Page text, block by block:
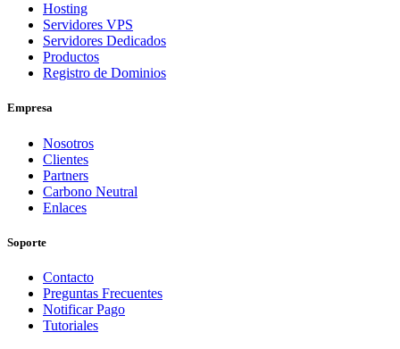
Hosting
Servidores VPS
Servidores Dedicados
Productos
Registro de Dominios
Empresa
Nosotros
Clientes
Partners
Carbono Neutral
Enlaces
Soporte
Contacto
Preguntas Frecuentes
Notificar Pago
Tutoriales